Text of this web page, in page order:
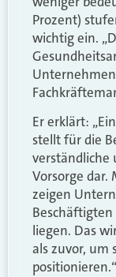
Prozent)
wichtig ein.
Er erklärt:
stellt für die
verständliche
Vorsorge
zeigen
liegen. Das
als zuvor, um
positionieren.“